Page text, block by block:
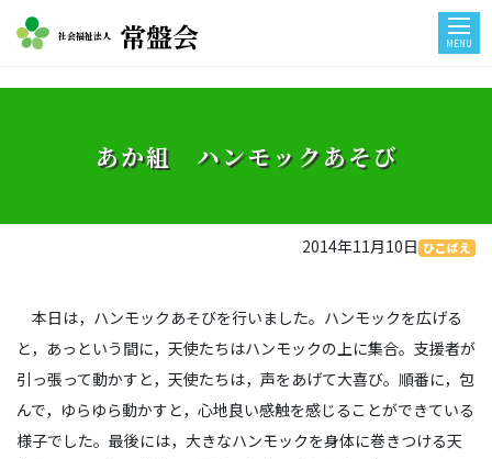
社会福祉法人 常盤会 MENU
あか組 ハンモックあそび
2014年11月10日 ひこばえ
本日は，ハンモックあそびを行いました。ハンモックを広げる
と，あっという間に，天使たちはハンモックの上に集合。支援者が
引っ張って動かすと，天使たちは，声をあげて大喜び。順番に，包
んで，ゆらゆら動かすと，心地良い感触を感じることができている
様子でした。最後には，大きなハンモックを身体に巻きつける天